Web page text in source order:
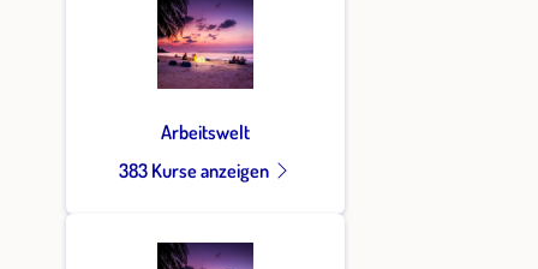
Arbeitswelt
383 Kurse anzeigen